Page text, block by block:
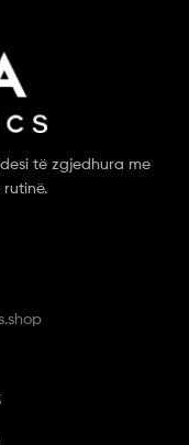
të zgjedhura me